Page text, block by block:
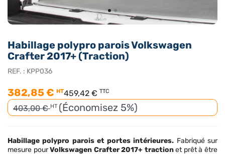
Habillage polypro parois Volkswagen
Crafter 2017+ (Traction)
REF. : KPP036
382,85 € HT459,42 € TTC
403,00 €HT (Économisez 5%)
Habillage polypro parois et portes intérieures. Fabriqué sur
mesure pourVolkswagen Crafter 2017+ tractionet prêt à être